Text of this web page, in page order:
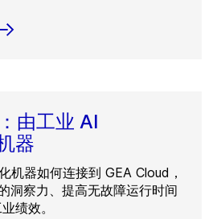
由工业 AI
器
机器如何连接到 GEA Cloud，
洞察力、提高无故障运行时间
绩效。